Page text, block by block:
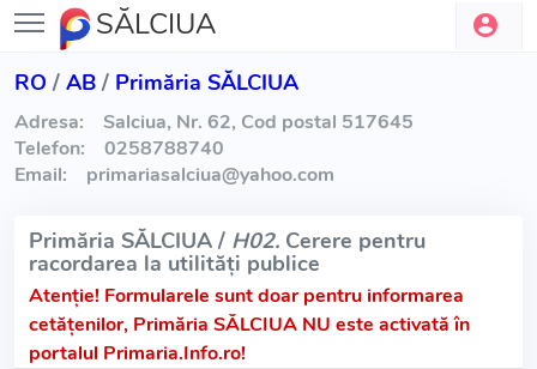
SĂLCIUA
RO / AB / Primăria SĂLCIUA
Adresa:
Salciua, Nr. 62, Cod postal 517645
Telefon:
0258788740
Email:
primariasalciua@yahoo.com
Primăria SĂLCIUA / H02. Cerere pentru
racordarea la utilități publice
Atenție! Formularele sunt doar pentru informarea
cetățenilor, Primăria SĂLCIUA NU este activată în
portalul Primaria.Info.ro!